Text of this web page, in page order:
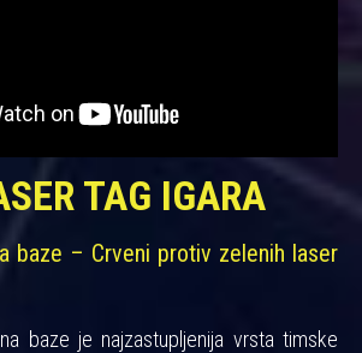
TAG IGARA
baze – Crveni protiv zelenih laser
baze je najzastupljenija vrsta timske